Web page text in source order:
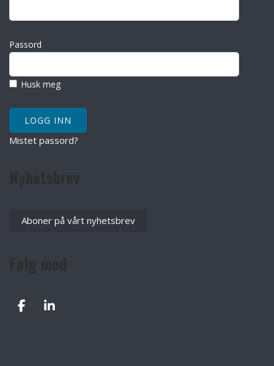
Passord
Husk meg
Mistet passord?
Aboner på vårt nyhetsbrev